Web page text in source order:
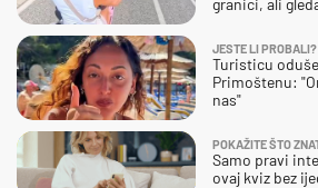
JESTE LI PROBALI?
Turisticu
Primoštenu:
nas"
POKAŽITE ŠTO
Samo pravi
ovaj kviz bez